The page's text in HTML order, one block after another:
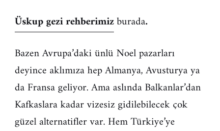
Üskup gezi rehberimizburada.
Bazen Avrupa’daki ünlü Noel pazarları
deyince aklımıza hep Almanya, Avusturya ya
da Fransa geliyor. Ama aslında Balkanlar’dan
Kafkaslara kadar vizesiz gidilebilecek çok
güzel alternatifler var. Hem Türkiye’ye